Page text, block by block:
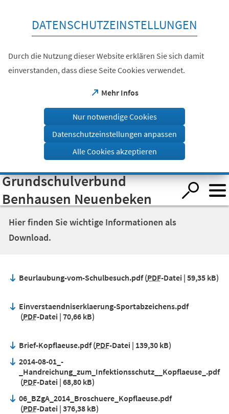
Visuelle
Assistenzsoftware
öffnen.
DATENSCHUTZEINSTELLUNGEN
Durch die Nutzung dieser Website erklären Sie sich damit
einverstanden, dass diese Seite Cookies verwendet.
Mehr Infos
(Öffnet
einem
Tab)
Nur notwendige Cookies
Datenschutzeinstellungen anpassen
Alle Cookies akzeptieren
Grundschulverbund
Benhausen Neuenbeken
Hier finden Sie wichtige Informationen als
Download.
Beurlaubung-vom-Schulbesuch.pdf PDF-Datei 59,35 kB
Einverstaendniserklaerung-Sportabzeichens.pdf
PDF-Datei 70,66 kB
Brief-Kopflaeuse.pdf PDF-Datei 139,30 kB
2014-08-01_-
_Handreichung_zum_Infektionsschutz__Kopflaeuse_.pdf
PDF-Datei 68,80 kB
06_BZgA_2014_Broschuere_Kopflaeuse.pdf
PDF-Datei 376,38 kB